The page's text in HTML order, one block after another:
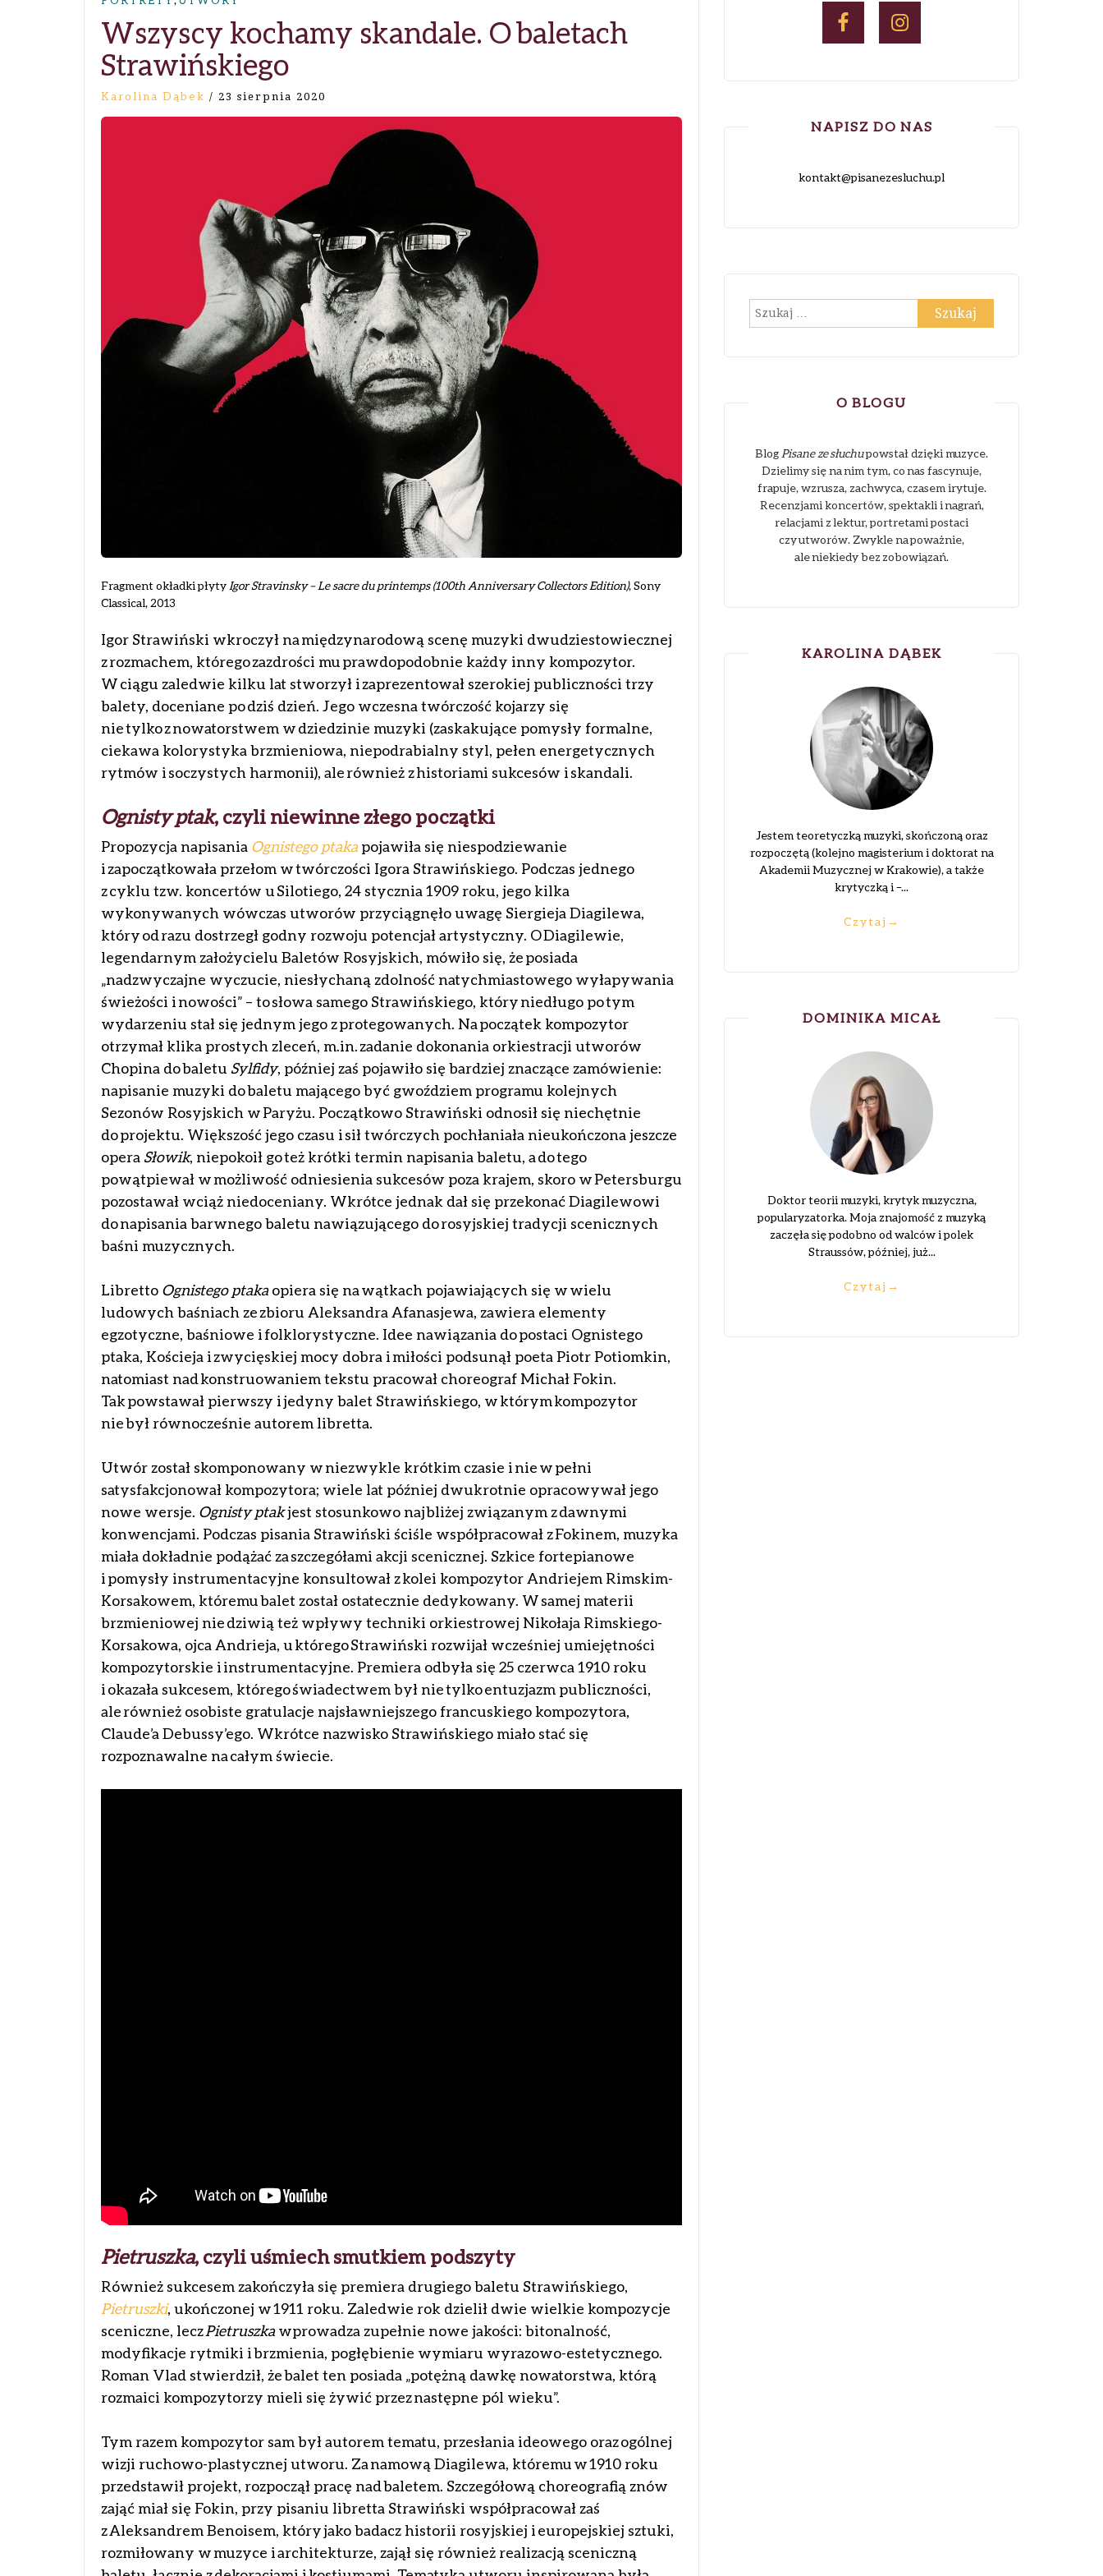
Wszyscy kochamy skandale. O baletach
Strawińskiego
Karolina Dąbek / 23 sierpnia 2020
Fragment okładki płyty Igor Stravinsky – Le sacre du printemps (100th Anniversary Collectors Edition), Sony
Classical, 2013
Igor Strawiński wkroczył na międzynarodową scenę muzyki dwudziestowiecznej
z rozmachem, którego zazdrości mu prawdopodobnie każdy inny kompozytor.
W ciągu zaledwie kilku lat stworzył i zaprezentował szerokiej publiczności trzy
balety, doceniane po dziś dzień. Jego wczesna twórczość kojarzy się
nie tylko z nowatorstwem w dziedzinie muzyki (zaskakujące pomysły formalne,
ciekawa kolorystyka brzmieniowa, niepodrabialny styl, pełen energetycznych
rytmów i soczystych harmonii), ale również z historiami sukcesów i skandali.
Ognisty ptak, czyli niewinne złego początki
Propozycja napisania Ognistego ptaka pojawiła się niespodziewanie
i zapoczątkowała przełom w twórczości Igora Strawińskiego. Podczas jednego
z cyklu tzw. koncertów u Silotiego, 24 stycznia 1909 roku, jego kilka
wykonywanych wówczas utworów przyciągnęło uwagę Siergieja Diagilewa,
który od razu dostrzegł godny rozwoju potencjał artystyczny. O Diagilewie,
legendarnym założycielu Baletów Rosyjskich, mówiło się, że posiada
„nadzwyczajne wyczucie, niesłychaną zdolność natychmiastowego wyłapywania
świeżości i nowości” – to słowa samego Strawińskiego, który niedługo po tym
wydarzeniu stał się jednym jego z protegowanych. Na początek kompozytor
otrzymał klika prostych zleceń, m.in. zadanie dokonania orkiestracji utworów
Chopina do baletu Sylfidy, później zaś pojawiło się bardziej znaczące zamówienie:
napisanie muzyki do baletu mającego być gwoździem programu kolejnych
Sezonów Rosyjskich w Paryżu. Początkowo Strawiński odnosił się niechętnie
do projektu. Większość jego czasu i sił twórczych pochłaniała nieukończona jeszcze
opera Słowik, niepokoił go też krótki termin napisania baletu, a do tego
powątpiewał w możliwość odniesienia sukcesów poza krajem, skoro w Petersburgu
pozostawał wciąż niedoceniany. Wkrótce jednak dał się przekonać Diagilewowi
do napisania barwnego baletu nawiązującego do rosyjskiej tradycji scenicznych
baśni muzycznych.
Libretto Ognistego ptakaopiera się na wątkach pojawiających się w wielu
ludowych baśniach ze zbioru Aleksandra Afanasjewa, zawiera elementy
egzotyczne, baśniowe i folklorystyczne. Idee nawiązania do postaci Ognistego
ptaka, Kościeja i zwycięskiej mocy dobra i miłości podsunął poeta Piotr Potiomkin,
natomiast nad konstruowaniem tekstu pracował choreograf Michał Fokin.
Tak powstawał pierwszy i jedyny balet Strawińskiego, w którym kompozytor
nie był równocześnie autorem libretta.
Utwór został skomponowany w niezwykle krótkim czasie i nie w pełni
satysfakcjonował kompozytora; wiele lat później dwukrotnie opracowywał jego
nowe wersje. Ognisty ptakjest stosunkowo najbliżej związanym z dawnymi
konwencjami. Podczas pisania Strawiński ściśle współpracował z Fokinem, muzyka
miała dokładnie podążać za szczegółami akcji scenicznej. Szkice fortepianowe
i pomysły instrumentacyjne konsultował z kolei kompozytor Andriejem Rimskim-
Korsakowem, któremu balet został ostatecznie dedykowany. W samej materii
brzmieniowej nie dziwią też wpływy techniki orkiestrowej Nikołaja Rimskiego-
Korsakowa, ojca Andrieja, u którego Strawiński rozwijał wcześniej umiejętności
kompozytorskie i instrumentacyjne. Premiera odbyła się 25 czerwca 1910 roku
i okazała sukcesem, którego świadectwem był nie tylko entuzjazm publiczności,
ale również osobiste gratulacje najsławniejszego francuskiego kompozytora,
Claude’a Debussy’ego. Wkrótce nazwisko Strawińskiego miało stać się
rozpoznawalne na całym świecie.
Pietruszka, czyli uśmiech smutkiem podszyty
Również sukcesem zakończyła się premiera drugiego baletu Strawińskiego,
Pietruszki, ukończonej w 1911 roku. Zaledwie rok dzielił dwie wielkie kompozycje
sceniczne, leczPietruszkawprowadza zupełnie nowe jakości: bitonalność,
modyfikacje rytmiki i brzmienia, pogłębienie wymiaru wyrazowo-estetycznego.
Roman Vlad stwierdził, że balet ten posiada „potężną dawkę nowatorstwa, którą
rozmaici kompozytorzy mieli się żywić przez następne pól wieku”.
Tym razem kompozytor sam był autorem tematu, przesłania ideowego oraz ogólnej
wizji ruchowo-plastycznej utworu. Za namową Diagilewa, któremu w 1910 roku
przedstawił projekt, rozpoczął pracę nad baletem. Szczegółową choreografią znów
zająć miał się Fokin, przy pisaniu libretta Strawiński współpracował zaś
z Aleksandrem Benoisem, który jako badacz historii rosyjskiej i europejskiej sztuki,
rozmiłowany w muzyce i architekturze, zajął się również realizacją sceniczną
NAPISZ DO NAS
kontakt@pisanezesluchu.pl
Szukaj:
O BLOGU
Blog Pisane ze słuchupowstał dzięki muzyce.
Dzielimy się na nim tym, co nas fascynuje,
frapuje, wzrusza, zachwyca, czasem irytuje.
Recenzjami koncertów, spektakli i nagrań,
relacjami z lektur, portretami postaci
czy utworów. Zwykle na poważnie,
ale niekiedy bez zobowiązań.
KAROLINA DĄBEK
Jestem teoretyczką muzyki, skończoną oraz
rozpoczętą (kolejno magisterium i doktorat na
Akademii Muzycznej w Krakowie), a także
krytyczką i –...
Czytaj →
DOMINIKA MICAŁ
Doktor teorii muzyki, krytyk muzyczna,
popularyzatorka. Moja znajomość z muzyką
zaczęła się podobno od walców i polek
Straussów, później, już...
Czytaj →